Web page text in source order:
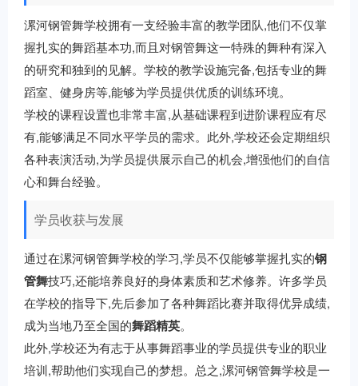
漯河钢管舞学校拥有一支经验丰富的教学团队,他们不仅掌
握扎实的舞蹈基本功,而且对钢管舞这一特殊的舞种有深入
的研究和独到的见解。学校的教学设施完备,包括专业的舞
蹈室、健身房等,能够为学员提供优质的训练环境。
学校的课程设置也非常丰富,从基础课程到进阶课程应有尽
有,能够满足不同水平学员的需求。此外,学校还会定期组织
各种表演活动,为学员提供展示自己的机会,增强他们的自信
心和舞台经验。
学员收获与发展
通过在漯河钢管舞学校的学习,学员不仅能够掌握扎实的钢
管舞技巧,还能培养良好的身体素质和艺术修养。许多学员
在学校的指导下,先后参加了各种舞蹈比赛并取得优异成绩,
成为当地乃至全国的舞蹈精英。
此外,学校还为有志于从事舞蹈事业的学员提供专业的职业
培训,帮助他们实现自己的梦想。总之,漯河钢管舞学校是一